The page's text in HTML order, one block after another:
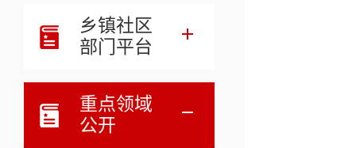
乡镇社区
部门平台
重点领域
公开